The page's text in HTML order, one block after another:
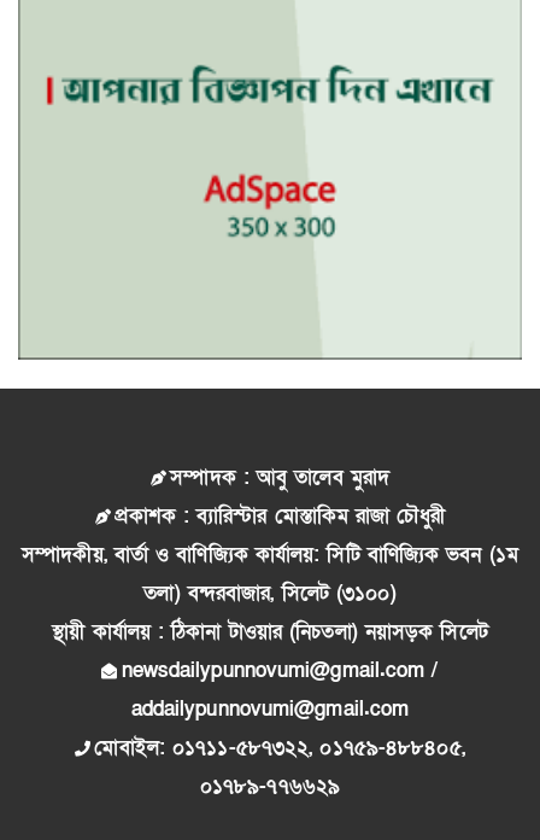
সম্পাদক : আবু তালেব মুরাদ
প্রকাশক : ব্যারিস্টার মোস্তাকিম রাজা চৌধুরী
সম্পাদকীয়, বার্তা ও বাণিজ্যিক কার্যালয়: সিটি বাণিজ্যিক ভবন (১ম
তলা) বন্দরবাজার, সিলেট (৩১০০)
স্থায়ী কার্যালয় : ঠিকানা টাওয়ার (নিচতলা) নয়াসড়ক সিলেট
newsdailypunnovumi@gmail.com /
addailypunnovumi@gmail.com
মোবাইল: ০১৭১১-৫৮৭৩২২, ০১৭৫৯-৪৮৮৪০৫,
০১৭৮৯-৭৭৬৬২৯